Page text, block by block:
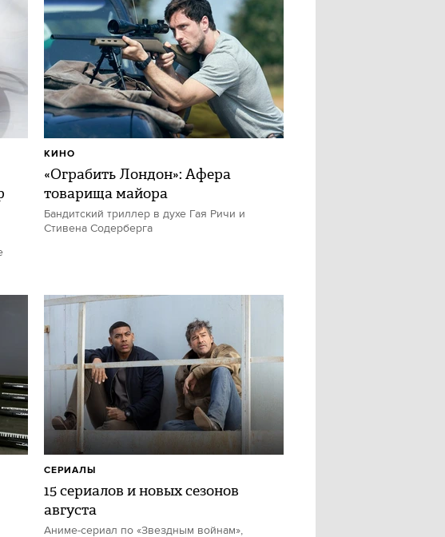
«Ограбить Лондон»: Афера
товарища майора
Бандитский триллер в духе Гая Ричи и
Стивена Содерберга
КИНО
15 сериалов и новых сезонов
августа
Аниме-сериал по «Звездным войнам»,
СЕРИАЛЫ